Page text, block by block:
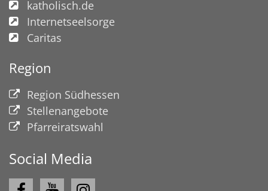
katholisch.de
Internetseelsorge
Caritas
Region
Region Südhessen
Stellenangebote
Pfarreiratswahl
Social Media